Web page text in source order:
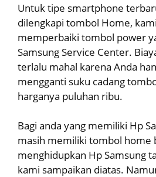
Untuk tipe smartphone
dilengkapi tombol Home,
memperbaiki tombol power
Samsung Service Center.
terlalu mahal karena Anda
mengganti suku cadang
harganya puluhan ribu.
Bagi anda yang memiliki Hp
masih memiliki tombol home
menghidupkan Hp Samsung
kami sampaikan diatas.